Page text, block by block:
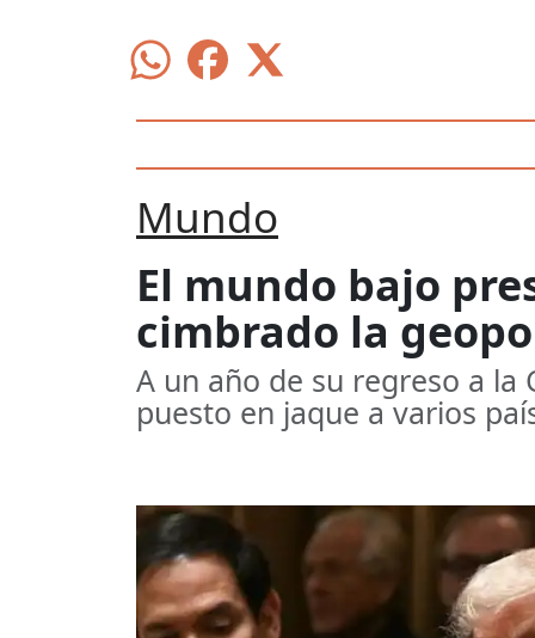
Mundo
El mundo bajo
cimbrado la
A un año de su regreso a la
puesto en jaque a varios